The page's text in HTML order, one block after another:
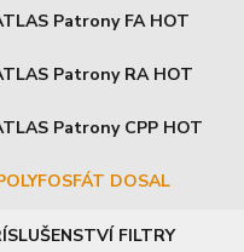
Patrony FA HOT
Patrony RA HOT
Patrony CPP HOT
DOSAL
FILTRY